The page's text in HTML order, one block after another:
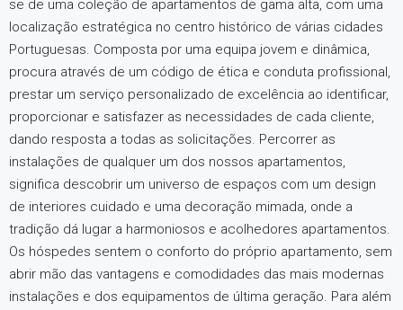
se de uma coleção de apartamentos de gama alta, com uma
localização estratégica no centro histórico de várias cidades
Portuguesas. Composta por uma equipa jovem e dinâmica,
procura através de um código de ética e conduta profissional,
prestar um serviço personalizado de excelência ao identificar,
proporcionar e satisfazer as necessidades de cada cliente,
dando resposta a todas as solicitações. Percorrer as
instalações de qualquer um dos nossos apartamentos,
significa descobrir um universo de espaços com um design
de interiores cuidado e uma decoração mimada, onde a
tradição dá lugar a harmoniosos e acolhedores apartamentos.
Os hóspedes sentem o conforto do próprio apartamento, sem
abrir mão das vantagens e comodidades das mais modernas
instalações e dos equipamentos de última geração. Para além